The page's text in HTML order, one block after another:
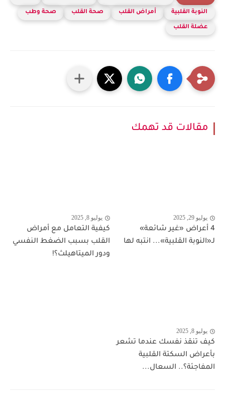
النوبة القلبية أمراض القلب صحة القلب صحة وطب
عضلة القلب
مقالات قد تهمك
يوليو 29, 2025
4 أعراض «غير شائعة»
لـ«النوبة القلبية»... انتبه لها
يوليو 8, 2025
كيفية التعامل مع أمراض
القلب بسبب الضغط النفسي
ودور الميتاهيلث؟!
يوليو 8, 2025
كيف تنقذ نفسك عندما تشعر
بأعراض السكتة القلبية
المفاجئة؟.. السعال...